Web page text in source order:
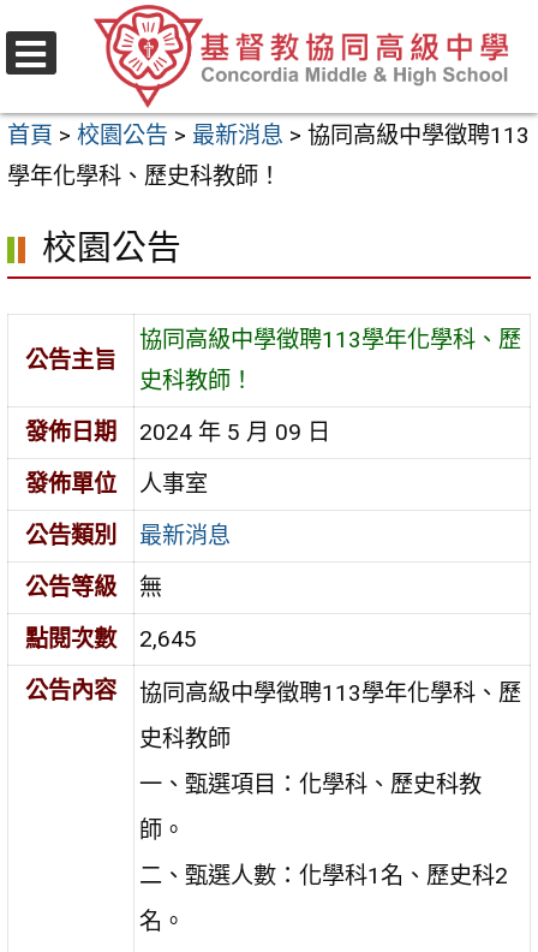
至
要
內
區
首頁 > 校園公告 > 最新消息 > 協同高級中學徵聘113
學年化學科、歷史科教師！
校園公告
公告主旨
協同高級中學徵聘113學年化學科、歷
史科教師！
發佈日期
2024 年 5 月 09 日
發佈單位
人事室
公告類別
最新消息
公告等級
無
點閱次數
2,645
公告內容
協同高級中學徵聘113學年化學科、歷
史科教師
一、甄選項目：化學科、歷史科教
師。
二、甄選人數：化學科1名、歷史科2
名。
選
單